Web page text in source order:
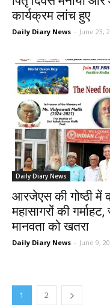
कार्यक्रम लांच हुए
Daily Diary News - June 23,
Daily Diary News
आरजेएस की गोष्ठी
महासागरों की
मानवता को खतरा
Daily Diary News - June 9,
1 2